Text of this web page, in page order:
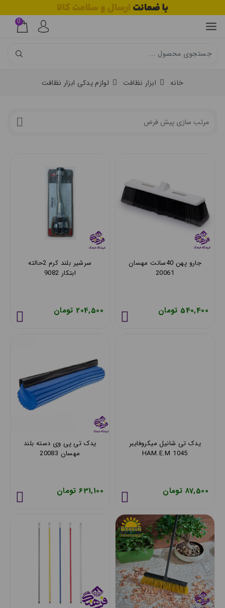
0
خانه ابزار نظافت لوازم یدکی ابزار نظافت
جارو پهن 40سانت مهسان
20061
540,400 تومان
سرشیر بلند کرم 2حالته
ابتکار 9082
204,500 تومان
یدک تی شانیل میکروفایبر
HAM.E.M 1045
87,500 تومان
یدک تی پی وی دسته بلند
مهسان 20083
631,100 تومان